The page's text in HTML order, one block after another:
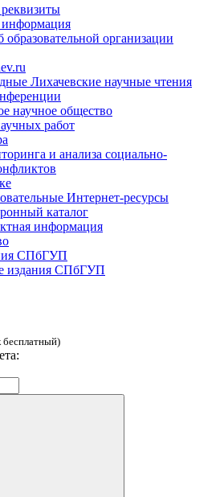
информация
образовательной организации
Лихачевские научные чтения
научное общество
работ
и анализа социально-
Интернет-ресурсы
каталог
информация
СПбГУП
издания СПбГУП
бесплатный)